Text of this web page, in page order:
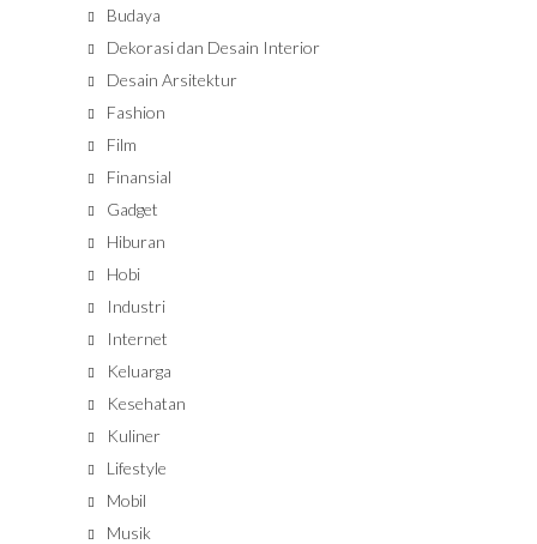
Budaya
Dekorasi dan Desain Interior
Desain Arsitektur
Fashion
Film
Finansial
Gadget
Hiburan
Hobi
Industri
Internet
Keluarga
Kesehatan
Kuliner
Lifestyle
Mobil
Musik